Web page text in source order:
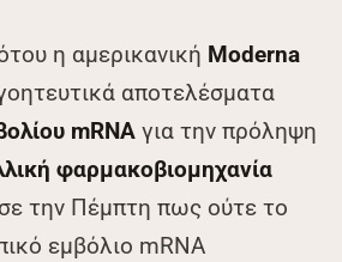
η αμερικανική Moderna
αποτελέσματα
mRNA για την πρόληψη
φαρμακοβιομηχανία
την Πέμπτη πως ούτε το
εμβόλιο mRNΑ